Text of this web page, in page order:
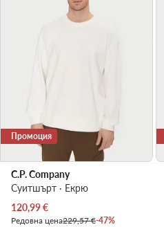
Промоция
C.P. Company
Суитшърт · Екрю
Актуална цена
120,99€
Редовна цена229,57 €-47%